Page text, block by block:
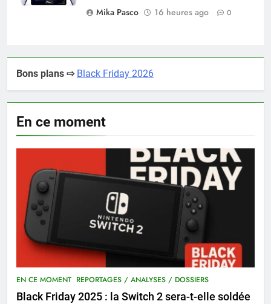
Mika Pasco
16 heures ago 0
Bons plans ⇨ Black Friday 2026
En ce moment
EN CE MOMENT REPORTAGES / ANALYSES / DOSSIERS
Black Friday 2025 : la Switch 2 sera-t-elle soldée